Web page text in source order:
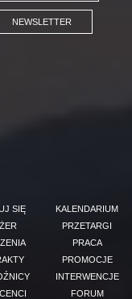
NEWSLETTER
SIĘ
KALENDARIUM
PRZETARGI
PRACA
PROMOCJE
INTERWENCJE
FORUM